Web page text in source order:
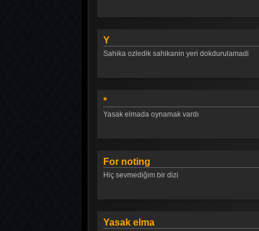
Y
Sahika ozledik sahikanin yeri dokdurulamadi
*
Yasak elmada oynamak vardı
For noting
Hiç sevmediğim bir dizi
Yasak elma